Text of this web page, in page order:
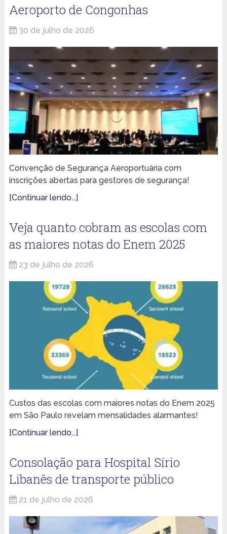
Aeroporto de Congonhas
30 de julho de 2026
Convenção de Segurança Aeroportuária com
inscrições abertas para gestores de segurança!
[Continuar lendo...]
Veja quanto cobram as escolas com
as maiores notas do Enem 2025
23 de julho de 2026
Custos das escolas com maiores notas do Enem 2025
em São Paulo revelam mensalidades alarmantes!
[Continuar lendo...]
Consolação para Hospital Sírio
Libanês de transporte público
21 de julho de 2026